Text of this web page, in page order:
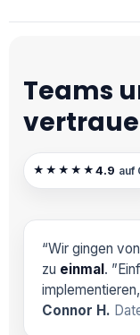
Teams
★★★★★ 4.9 auf
“Wir gingen von
zu einmal .
Connor H.